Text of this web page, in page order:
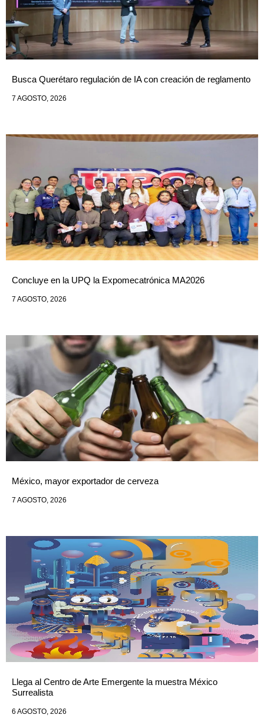
Busca Querétaro regulación de IA con creación de reglamento
7 AGOSTO, 2026
Concluye en la UPQ la Expomecatrónica MA2026
7 AGOSTO, 2026
México, mayor exportador de cerveza
7 AGOSTO, 2026
Llega al Centro de Arte Emergente la muestra México
Surrealista
6 AGOSTO, 2026